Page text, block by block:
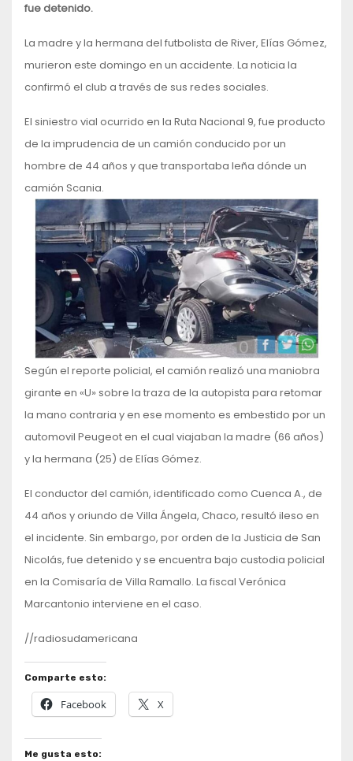
fue detenido.
La madre y la hermana del futbolista de River, Elías Gómez,
murieron este domingo en un accidente. La noticia la
confirmó el club a través de sus redes sociales.
El siniestro vial ocurrido en la Ruta Nacional 9, fue producto
de la imprudencia de un camión conducido por un
hombre de 44 años y que transportaba leña dónde un
camión Scania.
Según el reporte policial, el camión realizó una maniobra
girante en «U» sobre la traza de la autopista para retomar
la mano contraria y en ese momento es embestido por un
automovil Peugeot en el cual viajaban la madre (66 años)
y la hermana (25) de Elías Gómez.
El conductor del camión, identificado como Cuenca A., de
44 años y oriundo de Villa Ángela, Chaco, resultó ileso en
el incidente. Sin embargo, por orden de la Justicia de San
Nicolás, fue detenido y se encuentra bajo custodia policial
en la Comisaría de Villa Ramallo. La fiscal Verónica
Marcantonio interviene en el caso.
//radiosudamericana
Comparte esto:
Facebook X
Me gusta esto: